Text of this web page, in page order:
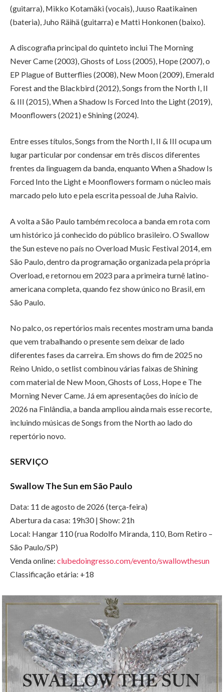
(guitarra), Mikko Kotamäki (vocais), Juuso Raatikainen
(bateria), Juho Räihä (guitarra) e Matti Honkonen (baixo).
A discografia principal do quinteto inclui The Morning
Never Came (2003), Ghosts of Loss (2005), Hope (2007), o
EP Plague of Butterflies (2008), New Moon (2009), Emerald
Forest and the Blackbird (2012), Songs from the North I, II
& III (2015), When a Shadow Is Forced Into the Light (2019),
Moonflowers (2021) e Shining (2024).
Entre esses títulos, Songs from the North I, II & III ocupa um
lugar particular por condensar em três discos diferentes
frentes da linguagem da banda, enquanto When a Shadow Is
Forced Into the Light e Moonflowers formam o núcleo mais
marcado pelo luto e pela escrita pessoal de Juha Raivio.
A volta a São Paulo também recoloca a banda em rota com
um histórico já conhecido do público brasileiro. O Swallow
the Sun esteve no país no Overload Music Festival 2014, em
São Paulo, dentro da programação organizada pela própria
Overload, e retornou em 2023 para a primeira turnê latino-
americana completa, quando fez show único no Brasil, em
São Paulo.
No palco, os repertórios mais recentes mostram uma banda
que vem trabalhando o presente sem deixar de lado
diferentes fases da carreira. Em shows do fim de 2025 no
Reino Unido, o setlist combinou várias faixas de Shining
com material de New Moon, Ghosts of Loss, Hope e The
Morning Never Came. Já em apresentações do início de
2026 na Finlândia, a banda ampliou ainda mais esse recorte,
incluindo músicas de Songs from the North ao lado do
repertório novo.
SERVIÇO
Swallow The Sun em São Paulo
Data: 11 de agosto de 2026 (terça-feira)
Abertura da casa: 19h30 | Show: 21h
Local: Hangar 110 (rua Rodolfo Miranda, 110, Bom Retiro –
São Paulo/SP)
Venda online: clubedoingresso.com/evento/swallowthesun
Classificação etária: +18